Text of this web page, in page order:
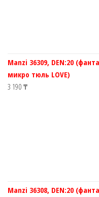
Manzi 36309, DEN:20
микро тюль LOVE)
3 190 ₸
Manzi 36308, DEN:20